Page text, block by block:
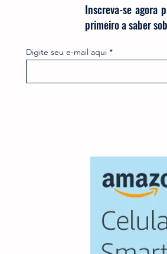
Inscreva-se agora
primeiro a saber
Digite seu e-mail aqui